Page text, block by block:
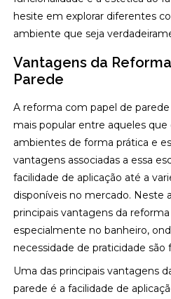
hesite em explorar diferentes
ambiente que seja
Vantagens da
Parede
A reforma com papel de
mais popular entre aqueles
ambientes de forma prática e
vantagens associadas a essa
facilidade de aplicação até a
disponíveis no mercado. Neste
principais vantagens da
especialmente no banheiro,
necessidade de praticidade
Uma das principais vantagens
parede é a facilidade de